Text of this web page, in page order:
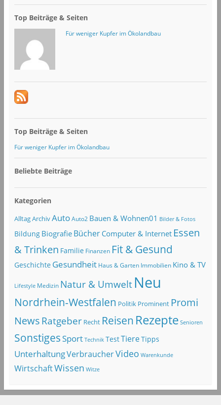
Top Beiträge & Seiten
Für weniger Kupfer im Ökolandbau
Top Beiträge & Seiten
Für weniger Kupfer im Ökolandbau
Beliebte Beiträge
Kategorien
AlltagArchivAuto Auto2 Bauen & Wohnen01 Bilder & Fotos
Bildung Biografie Bücher Computer & Internet Essen
& Trinken Familie Finanzen Fit & Gesund
Geschichte Gesundheit Haus & Garten Immobilien Kino & TV
Lifestyle Medizin Natur & Umwelt Neu
Nordrhein-Westfalen Politik Prominent Promi
NewsRatgeber Recht Reisen Rezepte Senioren
SonstigesSport Technik TestTiereTipps
UnterhaltungVerbraucherVideo Warenkunde
WirtschaftWissen Witze